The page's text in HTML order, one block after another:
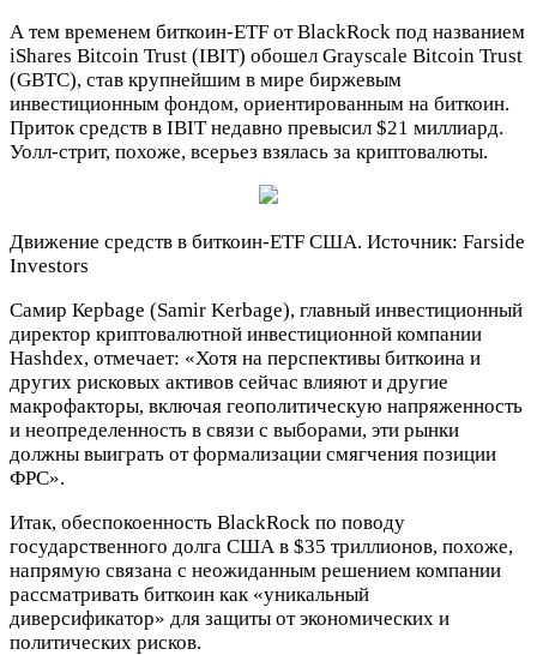
А тем временем биткоин-ETF от BlackRock под названием
iShares Bitcoin Trust (IBIT) обошел Grayscale Bitcoin Trust
(GBTC), став крупнейшим в мире биржевым
инвестиционным фондом, ориентированным на биткоин.
Приток средств в IBIT недавно превысил $21 миллиард.
Уолл-стрит, похоже, всерьез взялась за криптовалюты.
Движение средств в биткоин-ETF США. Источник: Farside
Investors
Самир Керbage (Samir Kerbage), главный инвестиционный
директор криптовалютной инвестиционной компании
Hashdex, отмечает: «Хотя на перспективы биткоина и
других рисковых активов сейчас влияют и другие
макрофакторы, включая геополитическую напряженность
и неопределенность в связи с выборами, эти рынки
должны выиграть от формализации смягчения позиции
ФРС».
Итак, обеспокоенность BlackRock по поводу
государственного долга США в $35 триллионов, похоже,
напрямую связана с неожиданным решением компании
рассматривать биткоин как «уникальный
диверсификатор» для защиты от экономических и
политических рисков.